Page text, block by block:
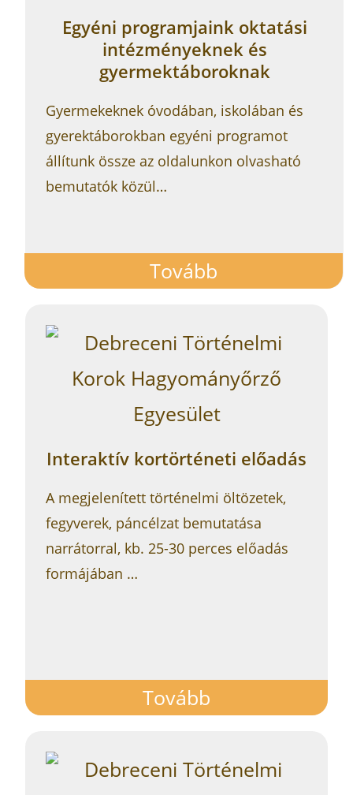
Egyéni programjaink oktatási
intézményeknek és
gyermektáboroknak
Gyermekeknek óvodában, iskolában és
gyerektáborokban egyéni programot
állítunk össze az oldalunkon olvasható
bemutatók közül…
Tovább
Interaktív kortörténeti előadás
A megjelenített történelmi öltözetek,
fegyverek, páncélzat bemutatása
narrátorral, kb. 25-30 perces előadás
formájában …
Tovább